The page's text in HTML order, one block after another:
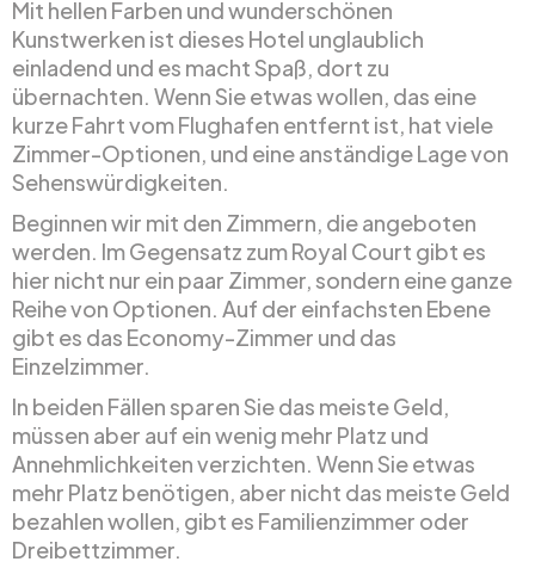
Mit hellen Farben und wunderschönen
Kunstwerken ist dieses Hotel unglaublich
einladend und es macht Spaß, dort zu
übernachten. Wenn Sie etwas wollen, das eine
kurze Fahrt vom Flughafen entfernt ist, hat viele
Zimmer-Optionen, und eine anständige Lage von
Sehenswürdigkeiten.
Beginnen wir mit den Zimmern, die angeboten
werden. Im Gegensatz zum Royal Court gibt es
hier nicht nur ein paar Zimmer, sondern eine ganze
Reihe von Optionen. Auf der einfachsten Ebene
gibt es das Economy-Zimmer und das
Einzelzimmer.
In beiden Fällen sparen Sie das meiste Geld,
müssen aber auf ein wenig mehr Platz und
Annehmlichkeiten verzichten. Wenn Sie etwas
mehr Platz benötigen, aber nicht das meiste Geld
bezahlen wollen, gibt es Familienzimmer oder
Dreibettzimmer.